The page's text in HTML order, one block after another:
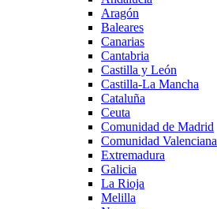
Aragón
Baleares
Canarias
Cantabria
Castilla y León
Castilla-La Mancha
Cataluña
Ceuta
Comunidad de Madrid
Comunidad Valenciana
Extremadura
Galicia
La Rioja
Melilla